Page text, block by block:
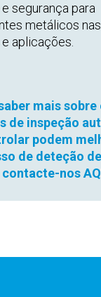
segurança para
metálicos
aplicações.
mais
de inspeção
podem
de deteção
contacte-nos